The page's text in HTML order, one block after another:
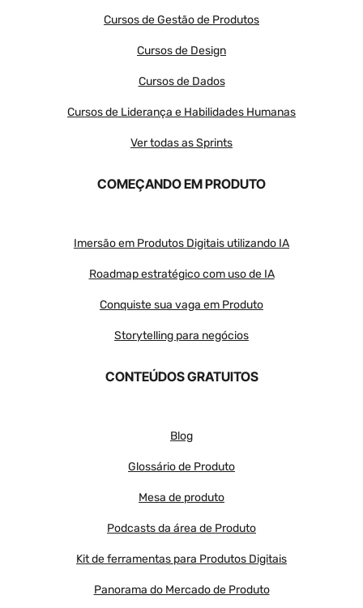
Cursos de Gestão de Produtos
Cursos de Design
Cursos de Dados
Cursos de Liderança e Habilidades Humanas
Ver todas as Sprints
COMEÇANDO EM PRODUTO
Imersão em Produtos Digitais utilizando IA
Roadmap estratégico com uso de IA
Conquiste sua vaga em Produto
Storytelling para negócios
CONTEÚDOS GRATUITOS
Blog
Glossário de Produto
Mesa de produto
Podcasts da área de Produto
Kit de ferramentas para Produtos Digitais
Panorama do Mercado de Produto